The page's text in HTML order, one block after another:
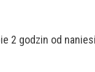
2 godzin od